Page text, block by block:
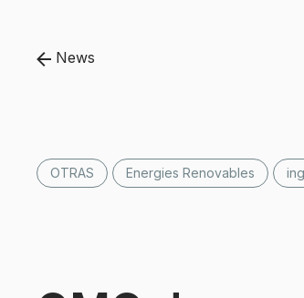
News
OTRAS Energies Renovables